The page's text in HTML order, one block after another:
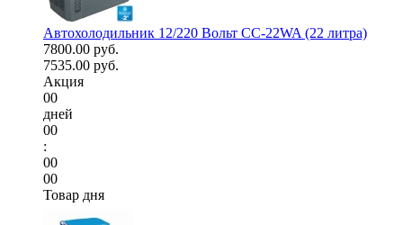
Автохолодильник 12/220 Вольт CC-22WA (22 литра)
7800.00 руб.
7535.00 руб.
Акция
00
дней
00
:
00
00
Товар дня